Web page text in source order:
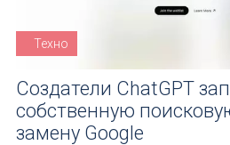
Техно
Создатели ChatGPT
собственную
замену Google